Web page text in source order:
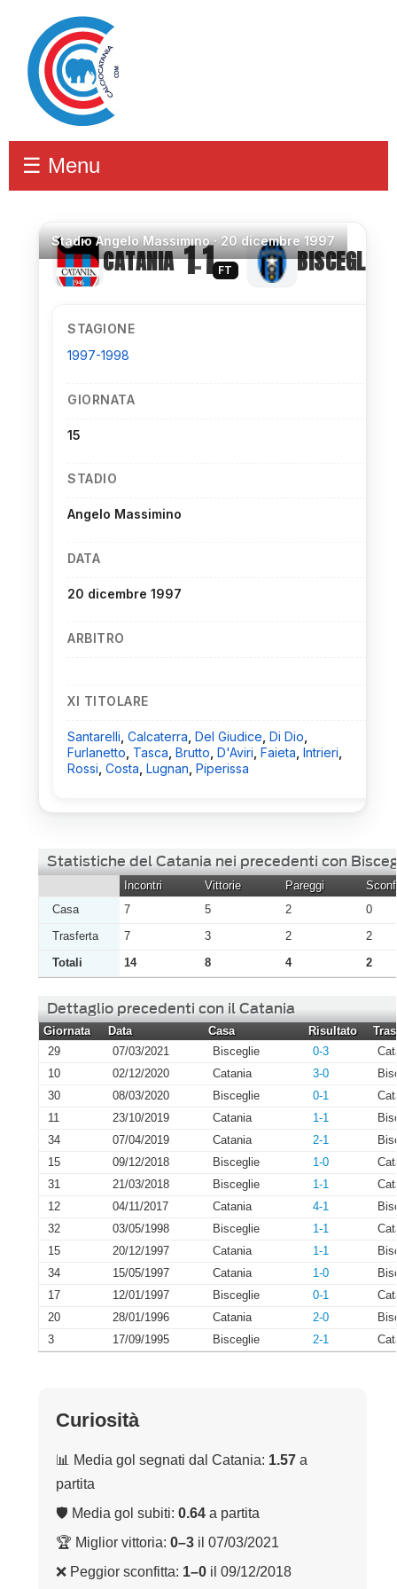
☰ Menu
StadioAngelo Massimino ·20 dicembre 1997
CATANIA 1–1 FT BISCEGLIE
STAGIONE
1997-1998
GIORNATA
15
STADIO
Angelo Massimino
DATA
20 dicembre 1997
ARBITRO
XI TITOLARE
Santarelli Calcaterra Del Giudice Di Dio
Furlanetto Tasca Brutto D'Aviri Faieta Intrieri
Rossi Costa Lugnan Piperissa
Statistiche del Catania nei precedenti con
Incontri Vittorie Pareggi
Casa
7 5 2
0
Trasferta
7 3 2
2
Totali
14 8 4 2
Dettaglio precedenti con il Catania
Giornata Data Casa Risultato
29
07/03/2021 Bisceglie 0-3
10
02/12/2020 Catania 3-0
30
08/03/2020 Bisceglie 0-1
11
23/10/2019 Catania 1-1
34
07/04/2019 Catania 2-1
15
09/12/2018 Bisceglie 1-0
31
21/03/2018 Bisceglie 1-1
12
04/11/2017 Catania 4-1
32
03/05/1998 Bisceglie 1-1
15
20/12/1997 Catania 1-1
34
15/05/1997 Catania 1-0
17
12/01/1997 Bisceglie 0-1
20
28/01/1996 Catania 2-0
3
17/09/1995 Bisceglie 2-1
Curiosità
📊 Media gol segnati dal Catania: 1.57 a
partita
🛡 Media gol subiti: 0.64 a partita
🏆 Miglior vittoria: 0–3 il 07/03/2021
❌ Peggior sconfitta: 1–0 il 09/12/2018